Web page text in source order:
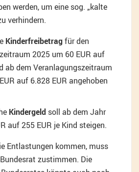
werden, um eine sog. „kalte
verhindern.
Kinderfreibetragfür den
2025 um 60 EUR auf
ab dem Veranlagungszeitraum
auf 6.828 EUR angehoben
Kindergeld soll ab dem Jahr
auf 255 EUR je Kind steigen.
Entlastungen kommen, muss
zustimmen. Die